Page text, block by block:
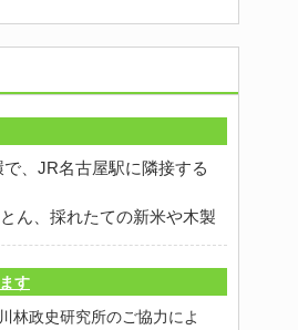
、JR名古屋駅に隣接する
ん、採れたての新米や木製
。
00分
リウム
す
林政史研究所のご協力によ